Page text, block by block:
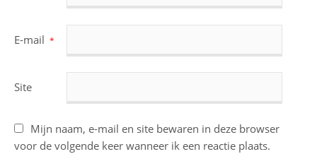
E-mail *
Site
Mijn naam, e-mail en site bewaren in deze browser
voor de volgende keer wanneer ik een reactie plaats.